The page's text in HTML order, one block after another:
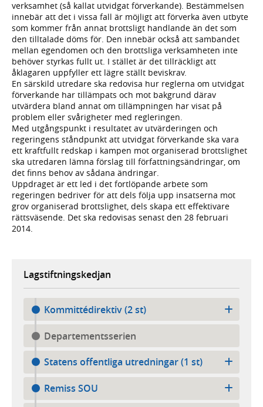
verksamhet (så kallat utvidgat förverkande). Bestämmelsen
innebär att det i vissa fall är möjligt att förverka även utbyte
som kommer från annat brottsligt handlande än det som
den tilltalade döms för. Den innebär också att sambandet
mellan egendomen och den brottsliga verksamheten inte
behöver styrkas fullt ut. I stället är det tillräckligt att
åklagaren uppfyller ett lägre ställt beviskrav.
En särskild utredare ska redovisa hur reglerna om utvidgat
förverkande har tillämpats och mot bakgrund därav
utvärdera bland annat om tillämpningen har visat på
problem eller svårigheter med regleringen.
Med utgångspunkt i resultatet av utvärderingen och
regeringens ståndpunkt att utvidgat förverkande ska vara
ett kraftfullt redskap i kampen mot organiserad brottslighet
ska utredaren lämna förslag till författningsändringar, om
det finns behov av sådana ändringar.
Uppdraget är ett led i det fortlöpande arbete som
regeringen bedriver för att dels följa upp insatserna mot
grov organiserad brottslighet, dels skapa ett effektivare
rättsväsende. Det ska redovisas senast den 28 februari
2014.
Lagstiftningskedjan
Kommittédirektiv (2 st)
Departementsserien
Statens offentliga utredningar (1 st)
Remiss SOU